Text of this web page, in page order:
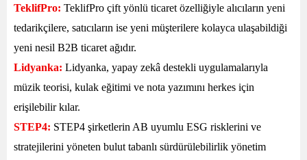
TeklifPro: TeklifPro çift yönlü ticaret özelliğiyle alıcıların yeni
tedarikçilere, satıcıların ise yeni müşterilere kolayca ulaşabildiği
yeni nesil B2B ticaret ağıdır.
Lidyanka: Lidyanka, yapay zekâ destekli uygulamalarıyla
müzik teorisi, kulak eğitimi ve nota yazımını herkes için
erişilebilir kılar.
STEP4: STEP4 şirketlerin AB uyumlu ESG risklerini ve
stratejilerini yöneten bulut tabanlı sürdürülebilirlik yönetim